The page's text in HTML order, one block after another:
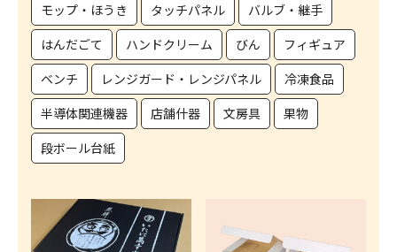
モップ・ほうき
タッチパネル
バルブ・継手
はんだごて
ハンドクリーム びん
フィギュア
ベンチ
レンジガード・レンジパネル
冷凍食品
半導体関連機器
店舗什器 文房具
果物
段ボール台紙